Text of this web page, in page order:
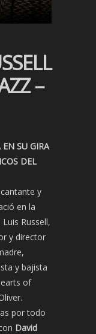
–
EN SU GIRA
DEL
y
en la
Russell,
y director
y bajista
of
por todo
David